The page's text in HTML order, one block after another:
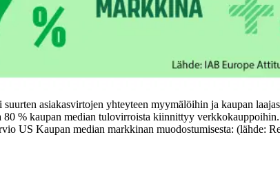
asiakasvirtojen yhteyteen myymälöihin ja kaupan
% kaupan median tulovirroista kiinnittyy
US Kaupan median markkinan muodostumisesta: (lähde: